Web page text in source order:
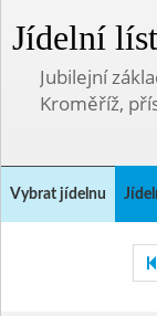
Jídelní
Jubilejní
Kroměříž,
Vybrat jídelnu